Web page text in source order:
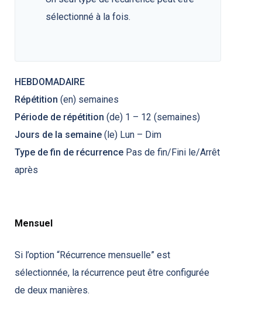
sélectionné à la fois.
HEBDOMADAIRE
Répétition (en) semaines
Période de répétition (de) 1 – 12 (semaines)
Jours de la semaine (le) Lun – Dim
Type de fin de récurrence Pas de fin/Fini le/Arrêt
après
Mensuel
Si l’option “Récurrence mensuelle” est
sélectionnée, la récurrence peut être configurée
de deux manières.